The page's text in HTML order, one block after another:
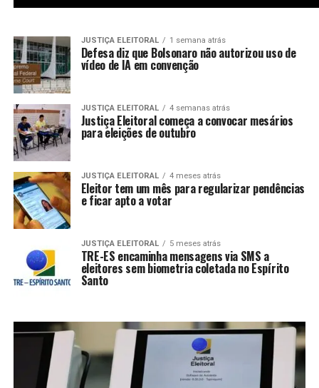
JUSTIÇA ELEITORAL 1 semana atrás
Defesa diz que Bolsonaro não autorizou uso de
vídeo de IA em convenção
JUSTIÇA ELEITORAL 4 semanas atrás
Justiça Eleitoral começa a convocar mesários
para eleições de outubro
JUSTIÇA ELEITORAL 4 meses atrás
Eleitor tem um mês para regularizar pendências
e ficar apto a votar
JUSTIÇA ELEITORAL 5 meses atrás
TRE-ES encaminha mensagens via SMS a
eleitores sem biometria coletada no Espírito
Santo